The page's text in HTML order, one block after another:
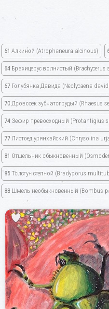
61 Алкиной (Atrophaneura alcinous)
64 Брахицерус волнистый (Brachycerus
67 Голубянка Давида (Neolycaena
70 Дровосек зубчатогрудый (Rhaesus
74 Зефир превосходный (Protantigius
77 Листоед урянхайский (Chrysolina
81 Отшельник обыкновенный
85 Толстун степной (Bradyporus
88 Шмель необыкновенный (Bombus
7